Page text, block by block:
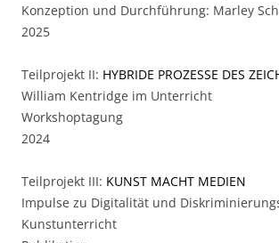
Konzeption und Durchführung: Marley
2025
Teilprojekt II: HYBRIDE PROZESSE DES
William Kentridge im Unterricht
Workshoptagung
2024
Teilprojekt III: KUNST MACHT MEDIEN
Impulse zu Digitalität und
Kunstunterricht